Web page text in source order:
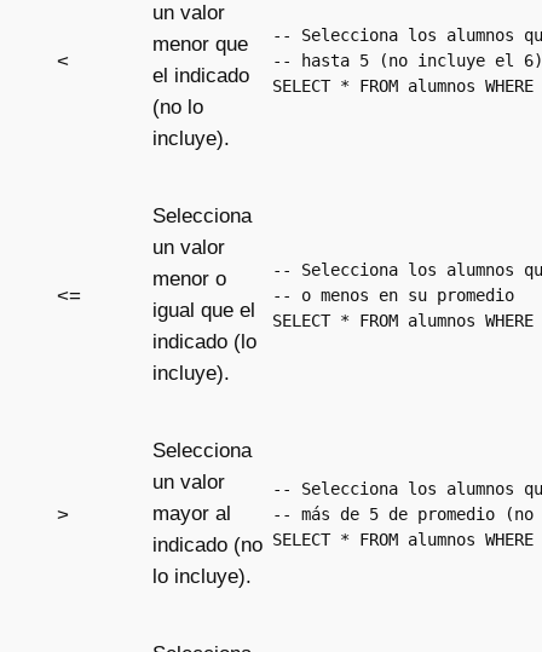
<
un valor
menor que
el indicado
(no lo
incluye).
-- Selecciona los alumnos
-- hasta 5 (no incluye el 6)
SELECT * FROM alumnos
<=
Selecciona
un valor
menor o
igual que el
indicado (lo
incluye).
-- Selecciona los alumnos
-- o menos en su promedio
SELECT * FROM alumnos
>
Selecciona
un valor
mayor al
indicado (no
lo incluye).
-- Selecciona los alumnos
-- más de 5 de promedio
SELECT * FROM alumnos